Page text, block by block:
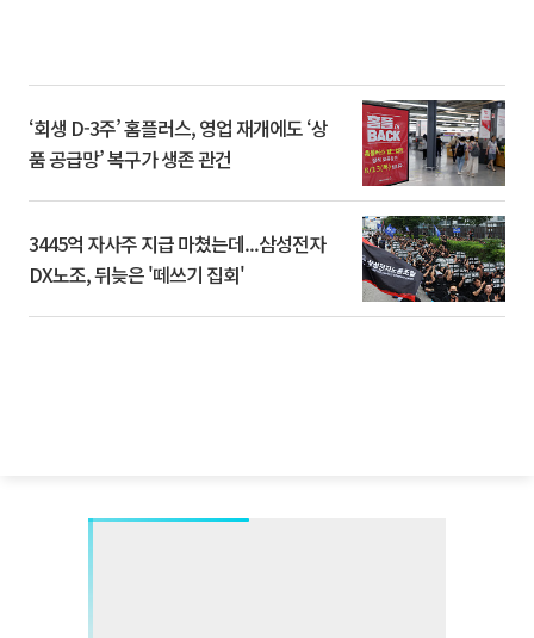
‘회생 D-3주’ 홈플러스, 영업 재개에도 ‘상
품 공급망’ 복구가 생존 관건
3445억 자사주 지급 마쳤는데...삼성전자
DX노조, 뒤늦은 '떼쓰기 집회'